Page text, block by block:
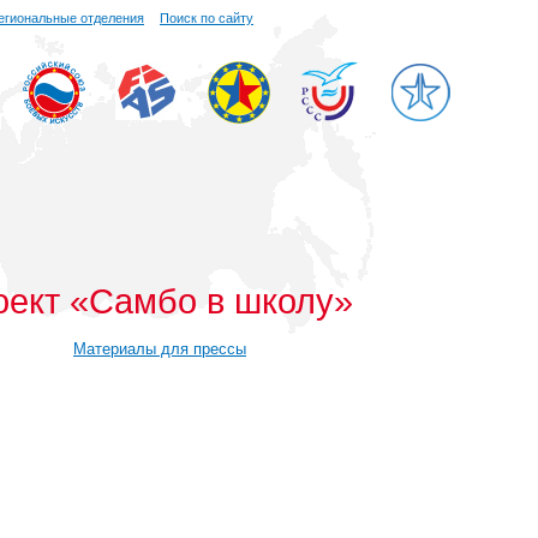
отделения Поиск по сайту
«Самбо в школу»
Материалы для прессы